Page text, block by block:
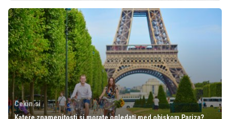
Cekin.si
Katere znamenitosti si morate ogledati med obiskom Pariza?